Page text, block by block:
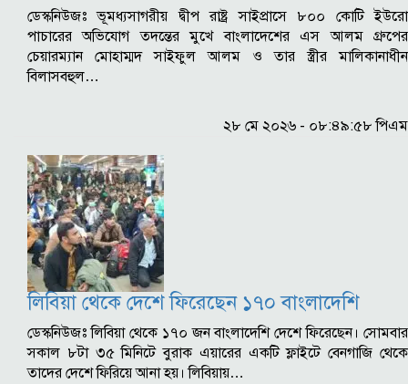
ডেস্কনিউজঃ ভূমধ্যসাগরীয় দ্বীপ রাষ্ট্র সাইপ্রাসে ৮০০ কোটি ইউরো
পাচারের অভিযোগ তদন্তের মুখে বাংলাদেশের এস আলম গ্রুপের
চেয়ারম্যান মোহাম্মদ সাইফুল আলম ও তার স্ত্রীর মালিকানাধীন
বিলাসবহুল…
২৮ মে ২০২৬ - ০৮:৪৯:৫৮ পিএম
লিবিয়া থেকে দেশে ফিরেছেন ১৭০ বাংলাদেশি
ডেস্কনিউজঃ লিবিয়া থেকে ১৭০ জন বাংলাদেশি দেশে ফিরেছেন। সোমবার
সকাল ৮টা ৩৫ মিনিটে বুরাক এয়ারের একটি ফ্লাইটে বেনগাজি থেকে
তাদের দেশে ফিরিয়ে আনা হয়। লিবিয়ায়…